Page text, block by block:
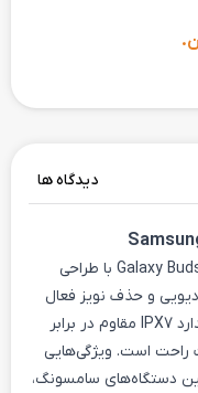
دیدگاه ها
هدفون بی‌سیم سامسونگ Galaxy Buds Pro SM-R190 با طراحی
و حذف نویز فعال
(ANC) ارائه می‌دهد. این محصول با استاندارد IPX7 مقاوم در برابر
راحت است. ویژگی‌هایی
بین دستگاه‌های سامسونگ،